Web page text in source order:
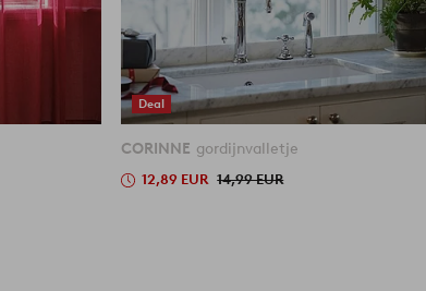
Deal
CORINNE gordijnvalletje
12,89 EUR 14,99 EUR